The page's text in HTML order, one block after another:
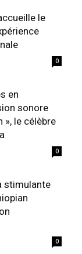
le
0
en
sonore
», le célèbre
0
stimulante
0